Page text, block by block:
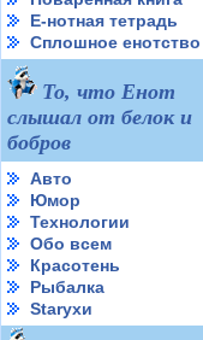
Е-нотная тетрадь
Сплошное енотство
То, что Енот
слышал от белок и
бобров
Авто
Юмор
Технологии
Обо всем
Красотень
Рыбалка
Starухи